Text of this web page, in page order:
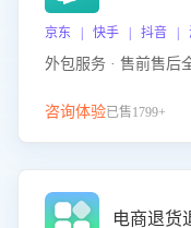
京东 | 快手 | 抖音 |
外包服务 · 售前售后
咨询体验已售1799+
电商退货